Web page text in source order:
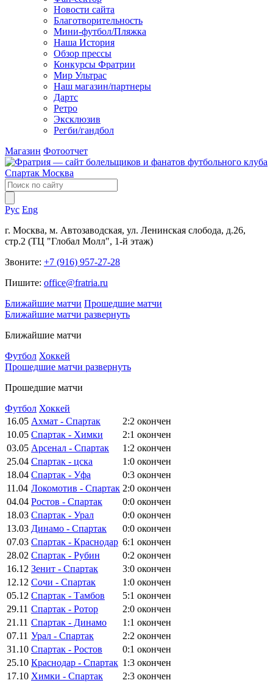
Новости сайта
Благотворительность
Мини-футбол/Пляжка
Наша История
Обзор прессы
Конкурсы Фратрии
Мир Ультрас
Наш магазин/партнеры
Дартс
Ретро
Эксклюзив
Регби/гандбол
Магазин Фотоотчет
Рус Eng
г. Москва, м. Автозаводская, ул. Ленинская слобода, д.26,
стр.2 (ТЦ "Глобал Молл", 1-й этаж)
Звоните: +7 (916) 957-27-28
Пишите: office@fratria.ru
Ближайшие матчи Прошедшие матчи
Ближайшие матчи развернуть
Ближайшие матчи
Футбол Хоккей
Прошедшие матчи развернуть
Прошедшие матчи
Футбол Хоккей
16.05 Ахмат - Спартак 2:2 окончен
10.05 Спартак - Химки 2:1 окончен
03.05 Арсенал - Спартак 1:2 окончен
25.04 Спартак - цска 1:0 окончен
18.04 Спартак - Уфа 0:3 окончен
11.04 Локомотив - Спартак 2:0 окончен
04.04 Ростов - Спартак 0:0 окончен
18.03 Спартак - Урал 0:0 окончен
13.03 Динамо - Спартак 0:0 окончен
07.03 Спартак - Краснодар 6:1 окончен
28.02 Спартак - Рубин 0:2 окончен
16.12 Зенит - Спартак 3:0 окончен
12.12 Сочи - Спартак 1:0 окончен
05.12 Спартак - Тамбов 5:1 окончен
29.11 Спартак - Ротор 2:0 окончен
21.11 Спартак - Динамо 1:1 окончен
07.11 Урал - Спартак 2:2 окончен
31.10 Спартак - Ростов 0:1 окончен
25.10 Краснодар - Спартак 1:3 окончен
17.10 Химки - Спартак 2:3 окончен